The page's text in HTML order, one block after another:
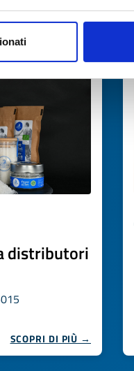
2026
distributori
SCOPRI DI PIÙ →